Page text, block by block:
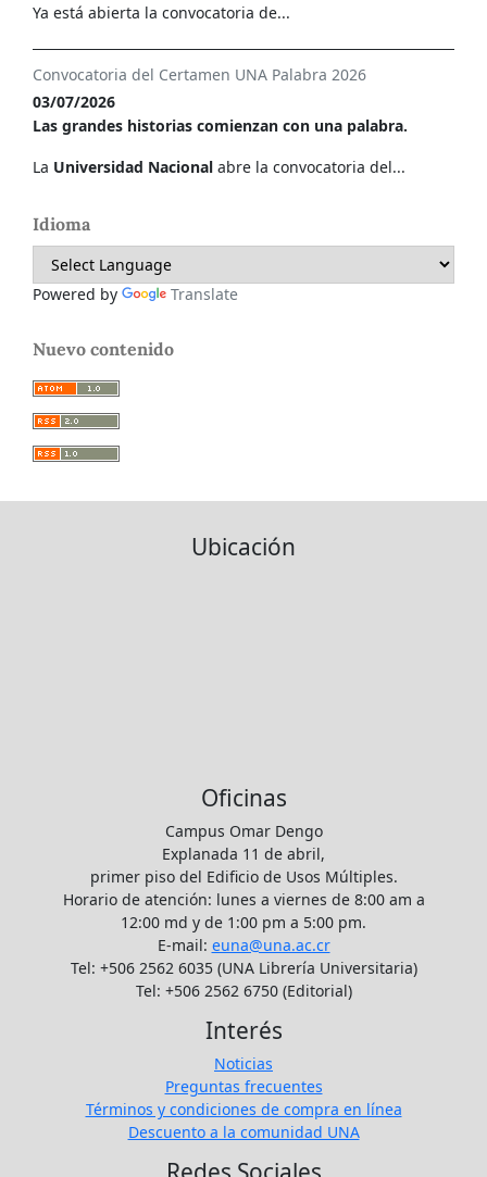
Ya está abierta la convocatoria de...
Convocatoria del Certamen UNA Palabra 2026
03/07/2026
Las grandes historias comienzan con una palabra.
La Universidad Nacional abre la convocatoria del...
Idioma
Powered by Translate
Nuevo contenido
Ubicación
Oficinas
Campus Omar Dengo
Explanada 11 de abril,
primer piso del Edificio de Usos Múltiples.
Horario de atención: lunes a viernes de 8:00 am a
12:00 md y de 1:00 pm a 5:00 pm.
E-mail: euna@una.ac.cr
Tel: +506 2562 6035 (UNA Librería Universitaria)
Tel: +506 2562 6750 (Editorial)
Interés
Noticias
Preguntas frecuentes
Términos y condiciones de compra en línea
Descuento a la comunidad UNA